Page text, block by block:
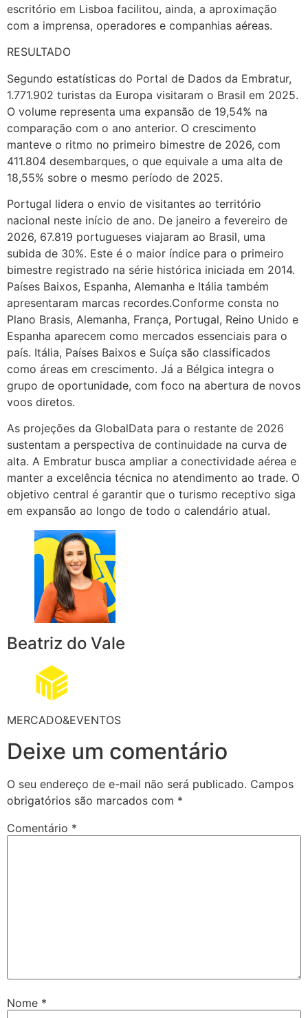
escritório em Lisboa facilitou, ainda, a aproximação
com a imprensa, operadores e companhias aéreas.
RESULTADO
Segundo estatísticas do Portal de Dados da Embratur,
1.771.902 turistas da Europa visitaram o Brasil em 2025.
O volume representa uma expansão de 19,54% na
comparação com o ano anterior. O crescimento
manteve o ritmo no primeiro bimestre de 2026, com
411.804 desembarques, o que equivale a uma alta de
18,55% sobre o mesmo período de 2025.
Portugal lidera o envio de visitantes ao território
nacional neste início de ano. De janeiro a fevereiro de
2026, 67.819 portugueses viajaram ao Brasil, uma
subida de 30%. Este é o maior índice para o primeiro
bimestre registrado na série histórica iniciada em 2014.
Países Baixos, Espanha, Alemanha e Itália também
apresentaram marcas recordes.Conforme consta no
Plano Brasis, Alemanha, França, Portugal, Reino Unido e
Espanha aparecem como mercados essenciais para o
país. Itália, Países Baixos e Suíça são classificados
como áreas em crescimento. Já a Bélgica integra o
grupo de oportunidade, com foco na abertura de novos
voos diretos.
As projeções da GlobalData para o restante de 2026
sustentam a perspectiva de continuidade na curva de
alta. A Embratur busca ampliar a conectividade aérea e
manter a excelência técnica no atendimento ao trade. O
objetivo central é garantir que o turismo receptivo siga
em expansão ao longo de todo o calendário atual.
Beatriz do Vale
MERCADO&EVENTOS
Deixe um comentário
O seu endereço de e-mail não será publicado. Campos
obrigatórios são marcados com *
Comentário *
Nome *